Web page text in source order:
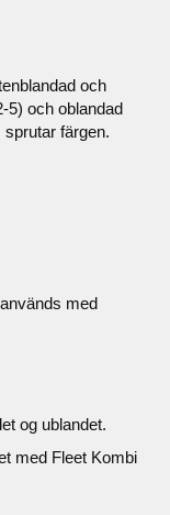
och
5) och oblandad
färgen.
med
og ublandet.
med Fleet Kombi